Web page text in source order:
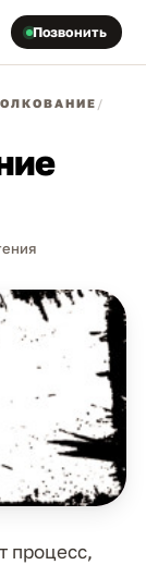
Позвонить
/
процесс,